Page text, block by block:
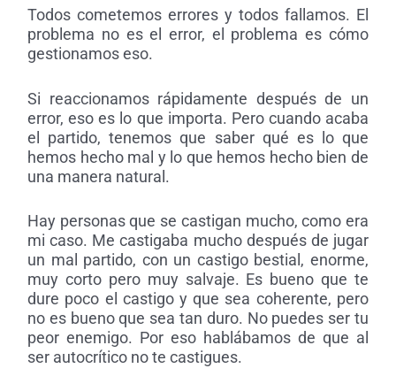
Todos cometemos errores y todos fallamos. El
problema no es el error, el problema es cómo
gestionamos eso.
Si reaccionamos rápidamente después de un
error, eso es lo que importa. Pero cuando acaba
el partido, tenemos que saber qué es lo que
hemos hecho mal y lo que hemos hecho bien de
una manera natural.
Hay personas que se castigan mucho, como era
mi caso. Me castigaba mucho después de jugar
un mal partido, con un castigo bestial, enorme,
muy corto pero muy salvaje. Es bueno que te
dure poco el castigo y que sea coherente, pero
no es bueno que sea tan duro. No puedes ser tu
peor enemigo. Por eso hablábamos de que al
ser autocrítico no te castigues.